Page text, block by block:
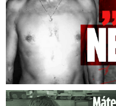
Staré československé